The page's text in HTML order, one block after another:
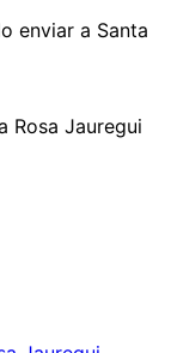
enviar a Santa
Rosa Jauregui